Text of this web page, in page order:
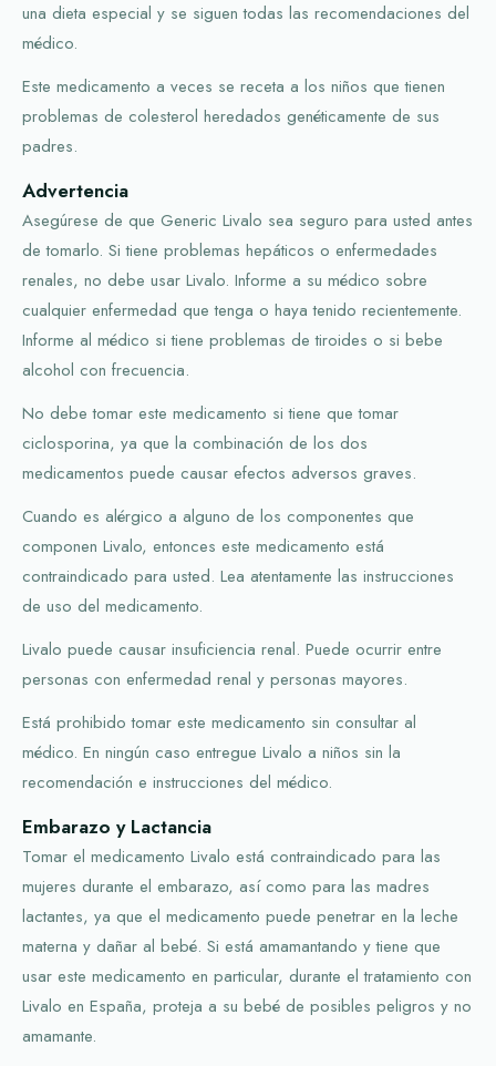
una dieta especial y se siguen todas las recomendaciones del
médico.
Este medicamento a veces se receta a los niños que tienen
problemas de colesterol heredados genéticamente de sus
padres.
Advertencia
Asegúrese de que Generic Livalo sea seguro para usted antes
de tomarlo. Si tiene problemas hepáticos o enfermedades
renales, no debe usar Livalo. Informe a su médico sobre
cualquier enfermedad que tenga o haya tenido recientemente.
Informe al médico si tiene problemas de tiroides o si bebe
alcohol con frecuencia.
No debe tomar este medicamento si tiene que tomar
ciclosporina, ya que la combinación de los dos
medicamentos puede causar efectos adversos graves.
Cuando es alérgico a alguno de los componentes que
componen Livalo, entonces este medicamento está
contraindicado para usted. Lea atentamente las instrucciones
de uso del medicamento.
Livalo puede causar insuficiencia renal. Puede ocurrir entre
personas con enfermedad renal y personas mayores.
Está prohibido tomar este medicamento sin consultar al
médico. En ningún caso entregue Livalo a niños sin la
recomendación e instrucciones del médico.
Embarazo y Lactancia
Tomar el medicamento Livalo está contraindicado para las
mujeres durante el embarazo, así como para las madres
lactantes, ya que el medicamento puede penetrar en la leche
materna y dañar al bebé. Si está amamantando y tiene que
usar este medicamento en particular, durante el tratamiento con
Livalo en España, proteja a su bebé de posibles peligros y no
amamante.